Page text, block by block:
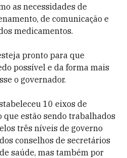
as necessidades de
de comunicação e
medicamentos.
pronto para que
possível e da forma mais
o governador.
10 eixos de
que estão sendo trabalhados
três níveis de governo
conselhos de secretários
saúde, mas também por